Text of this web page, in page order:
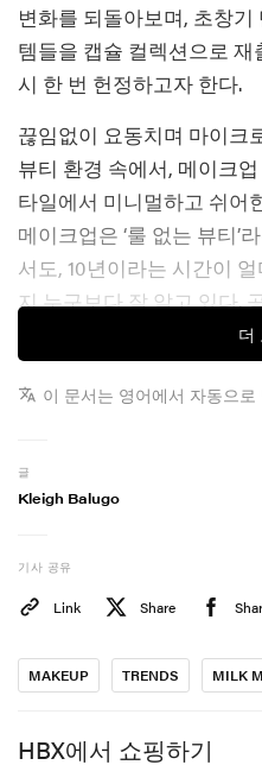
변화를 되돌아보며, 초창
템들을 캡슐 컬렉션으로
시 한 번 헌정하고자 한다.
끊임없이 요동치며 마이크
뷰티 환경 속에서, 메이크
타일에서 미니멀하고 쉬어
메이크업은 ‘룰 없는 뷰티’
서도, 10년이라는 시간이
지 누구보다 잘 알고 있다.
지던트인 마즈닥 라시
고 가지만, 자기표현은 사
슈와 제품 용량 축소는 팬
백에 기꺼이 화답하려는 브
이어서 밀크 메이크업의 공
마즈닥 라시와 함께 지난
팬들을 위해 앞으로 어떻게
더
이 문서는 영어에서 자동으로
글
Kleigh Balugo
기사 공유
Link Share
MAKEUP TRENDS MILK
HBX에서 쇼핑하기